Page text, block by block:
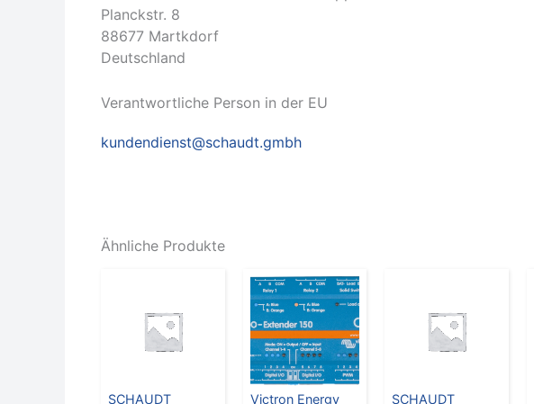
Planckstr. 8
88677 Martkdorf
Deutschland
Verantwortliche Person in der EU
kundendienst@schaudt.gmbh
Ähnliche Produkte
SCHAUDT
Victron Energy
SCHAUDT